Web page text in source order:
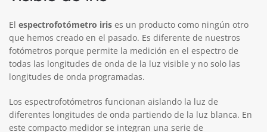
El espectrofotómetro iris es un producto como ningún otro
que hemos creado en el pasado. Es diferente de nuestros
fotómetros porque permite la medición en el espectro de
todas las longitudes de onda de la luz visible y no solo las
longitudes de onda programadas.
Los espectrofotómetros funcionan aislando la luz de
diferentes longitudes de onda partiendo de la luz blanca. En
este compacto medidor se integran una serie de